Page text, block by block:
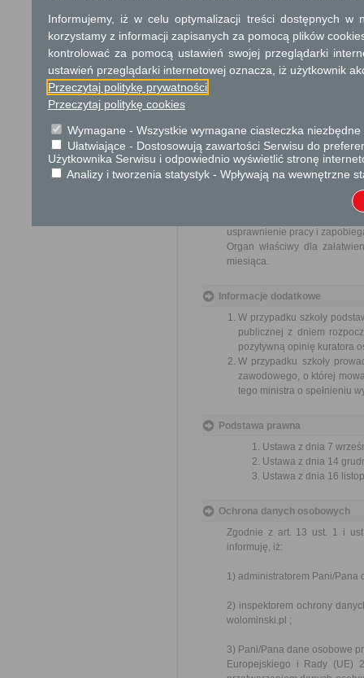
Wpis do ewidencji szkół i
Tryb odwoławczy
Skargi i wnioski
Przedmiotem skargi może
ich pracowników, naruszenie
usprawnienie pracy i
Organ właściwy dla
miesiąca.
Informacje dodatkowe
W przypadku szkoły
publicznej z dniem
pozytywną opinię kuratora
W przypadku szkoły
zawodowego, o której
tego ministra o spełnieniu
Podstawa prawna
Ustawa z dnia 7
Ustawa z dnia 14
Ustawa z dnia 16
Ochrona danych osobowych
Zgodnie z art. 13 ust. 1 i
informuję, iż:
1) administratorem Pani/Pana
2) inspektorem ochrony
wolominski.pl ;
3) Pani/Pana dane osobowe
Europejskiego i Rady (UE)
Informujemy, iż w celu optymalizacji treści dostępnych w
korzystamy z informacji zapisanych za pomocą plików
kontrolować za pomocą ustawień swojej przeglądarki
ustawień przeglądarki internetowej oznacza, iż użytkownik
Przeczytaj politykę prywatności
Przeczytaj politykę cookies
Wymagane - Wszystkie wymagane ciasteczka
Ułatwiające - Dostosowują zawartości Serwisu do
Użytkownika Serwisu i odpowiednio wyświetlić stronę
Analizy i tworzenia statystyk - Wpływają na wewnętrzne